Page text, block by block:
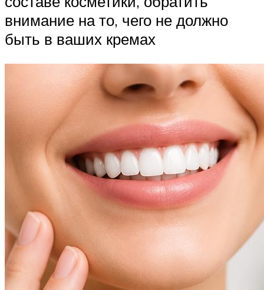
внимание на то, чего не должно
быть в ваших кремах